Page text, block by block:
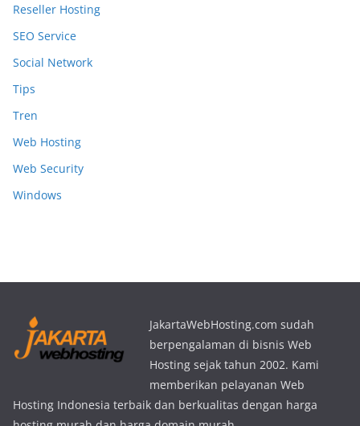
Reseller Hosting
SEO Service
Social Network
Tips
Tren
Web Hosting
Web Security
Windows
JakartaWebHosting.com sudah
berpengalaman di bisnis Web
Hosting sejak tahun 2002. Kami
memberikan pelayanan Web
Hosting Indonesia terbaik dan berkualitas dengan harga